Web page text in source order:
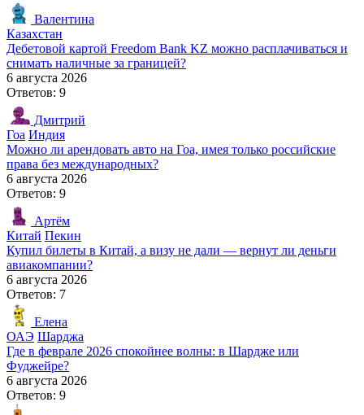
Валентина
Казахстан
Дебетовой картой Freedom Bank KZ можно расплачиваться и
снимать наличные за границей?
6 августа 2026
Ответов: 9
Дмитрий
Гоа Индия
Можно ли арендовать авто на Гоа, имея только российские
права без международных?
6 августа 2026
Ответов: 9
Артём
Китай Пекин
Купил билеты в Китай, а визу не дали — вернут ли деньги
авиакомпании?
6 августа 2026
Ответов: 7
Елена
ОАЭ Шарджа
Где в феврале 2026 спокойнее волны: в Шардже или
Фуджейре?
6 августа 2026
Ответов: 9